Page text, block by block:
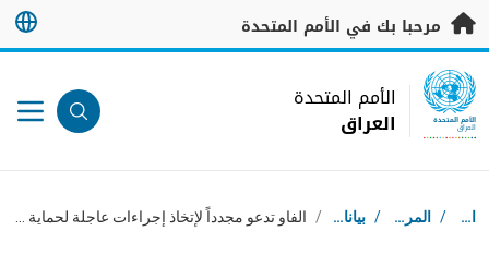
تخطى إلى المحتوى الرئيسي
مرحبا بك في الأمم المتحدة
UN Logo
الأمم المتحدة
العراق
الأمم المتحدة
العراق
مسار التنقل
استقبال / المركز الإعلامي / بيانات صحفية /